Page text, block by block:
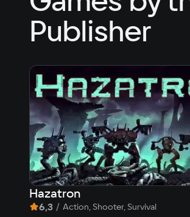
Publisher
Hazatron
6,3 / Action, Shooter, Survival